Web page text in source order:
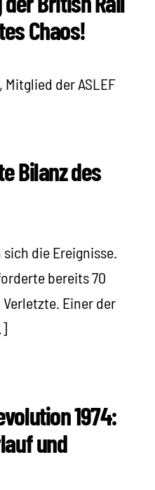
Chaos!
der ASLEF
Bilanz des
die Ereignisse.
bereits 70
Einer der
1974:
und